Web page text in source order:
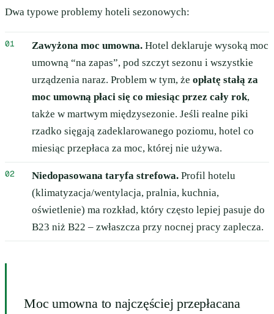
Dwa typowe problemy hoteli sezonowych:
Zawyżona moc umowna. Hotel deklaruje wysoką moc
umowną “na zapas”, pod szczyt sezonu i wszystkie
urządzenia naraz. Problem w tym, że opłatę stałą za
moc umowną płaci się co miesiąc przez cały rok,
także w martwym międzysezonie. Jeśli realne piki
rzadko sięgają zadeklarowanego poziomu, hotel co
miesiąc przepłaca za moc, której nie używa.
Niedopasowana taryfa strefowa. Profil hotelu
(klimatyzacja/wentylacja, pralnia, kuchnia,
oświetlenie) ma rozkład, który często lepiej pasuje do
B23 niż B22 – zwłaszcza przy nocnej pracy zaplecza.
Moc umowna to najczęściej przepłacana